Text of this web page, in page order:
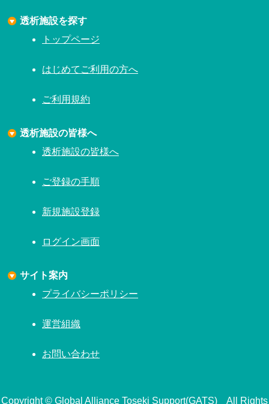
透析施設を探す
トップページ
はじめてご利用の方へ
ご利用規約
透析施設の皆様へ
透析施設の皆様へ
ご登録の手順
新規施設登録
ログイン画面
サイト案内
プライバシーポリシー
運営組織
お問い合わせ
Copyright © Global Alliance Toseki Support(GATS) All Rights